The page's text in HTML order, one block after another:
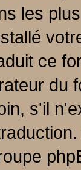
les
ce
du
s'il